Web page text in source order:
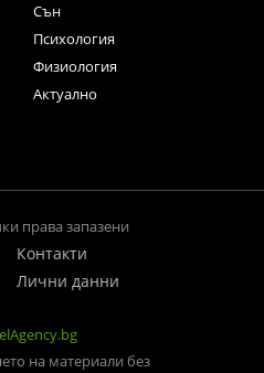
Сън
Психология
Физиология
Актуално
права запазени
Контакти
Лични данни
на материали без